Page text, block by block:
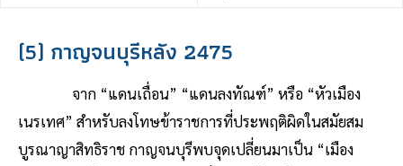
(5) กาญจนบุรีหลัง 2475
จาก “แดนเถื่อน” “แดนลงทัณฑ์” หรือ “หัวเมือง
เนรเทศ” สำหรับลงโทษข้าราชการที่ประพฤติผิดในสมัยสม
บูรณาญาสิทธิราช กาญจนบุรีพบจุดเปลี่ยนมาเป็น “เมือง